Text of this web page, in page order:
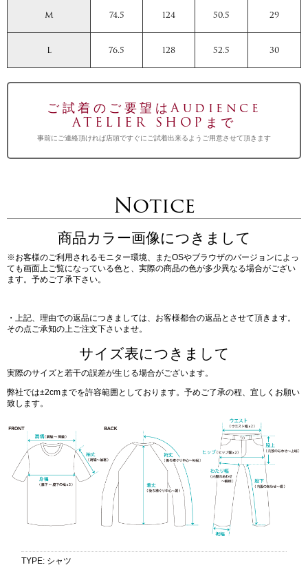
M 74.5 124 50.5 29
L 76.5 128 52.5 30
ご試着のご要望はAudience
ATELIER SHOPまで
事前にご連絡頂ければ店頭ですぐにご試着出来るようご用意させて頂きます
Notice
商品カラー画像につきまして
※お客様のご利用されるモニター環境、またOSやブラウザのバージョンによっ
ても画面上ご覧になっている色と、実際の商品の色が多少異なる場合がござい
ます。予めご了承下さい。
・上記、理由での返品につきましては、お客様都合の返品とさせて頂きます。
その点ご承知の上ご注文下さいませ。
サイズ表につきまして
実際のサイズと若干の誤差が生じる場合がございます。
弊社では±2cmまでを許容範囲としております。予めご了承の程、宜しくお願い
致します。
TYPE: シャツ